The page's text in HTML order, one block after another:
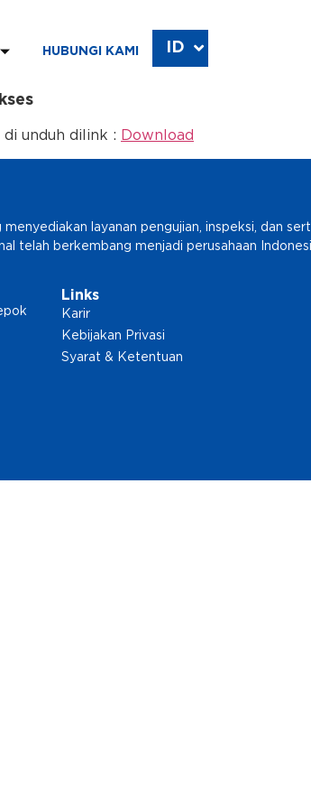
HUBUNGI KAMI ID
EN
di unduh dilink : Download
layanan pengujian, inspeksi, dan
telah berkembang menjadi perusahaan
Links
Karir
Kebijakan Privasi
Syarat & Ketentuan